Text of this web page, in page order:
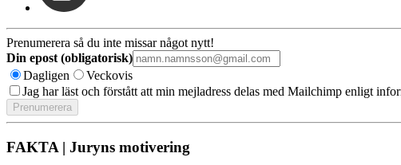
Prenumerera så du inte missar något nytt!
Din epost (obligatorisk)
Dagligen
Veckovis
Jag har läst och förstått att min mejladress delas med Mailchimp enligt
FAKTA | Juryns motivering